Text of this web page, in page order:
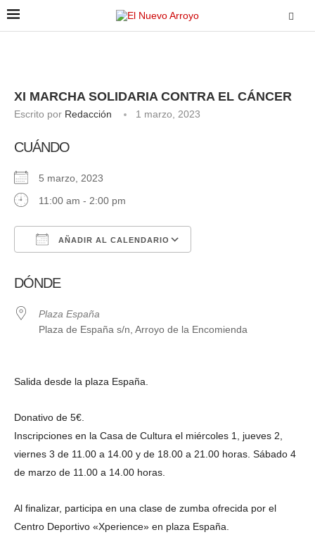
XI MARCHA SOLIDARIA CONTRA EL CÁNCER
Escrito por Redacción 1 marzo, 2023
CUÁNDO
5 marzo, 2023
11:00 am - 2:00 pm
AÑADIR AL CALENDARIO
DÓNDE
Plaza España
Plaza de España s/n, Arroyo de la Encomienda
Salida desde la plaza España.
Donativo de 5€.
Inscripciones en la Casa de Cultura el miércoles 1, jueves 2,
viernes 3 de 11.00 a 14.00 y de 18.00 a 21.00 horas. Sábado 4
de marzo de 11.00 a 14.00 horas.
Al finalizar, participa en una clase de zumba ofrecida por el
Centro Deportivo «Xperience» en plaza España.